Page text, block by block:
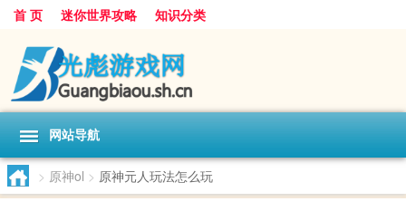
首 页 迷你世界攻略 知识分类
网站导航
> 原神ol > 原神元人玩法怎么玩